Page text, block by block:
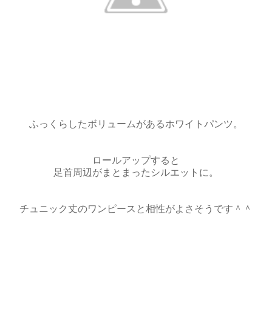
ふっくらしたボリュームがあるホワイトパンツ。
ロールアップすると
足首周辺がまとまったシルエットに。
チュニック丈のワンピースと相性がよさそうです＾＾